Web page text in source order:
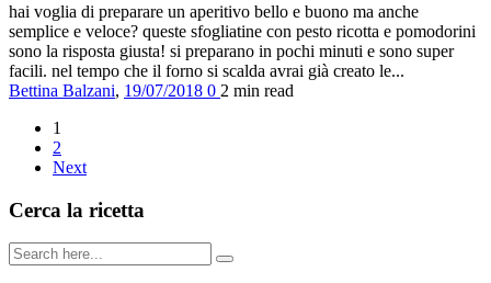
hai voglia di preparare un aperitivo bello e buono ma anche
semplice e veloce? queste sfogliatine con pesto ricotta e pomodorini
sono la risposta giusta! si preparano in pochi minuti e sono super
facili. nel tempo che il forno si scalda avrai già creato le...
Bettina Balzani, 19/07/2018 0 2 min read
1
2
Next
Cerca la ricetta